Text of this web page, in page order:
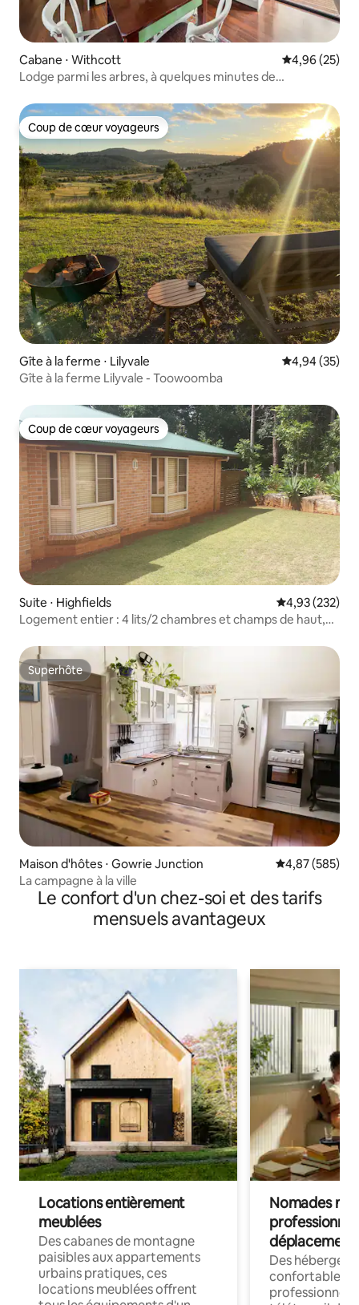
Cabane ⋅ Withcott Évaluation
4,96 (25)
Lodge parmi les arbres, à quelques minutes de
Coup de cœur voyageurs
Coup de cœur voyageurs
Gîte à la ferme ⋅ Lilyvale Évaluation
4,94 (35)
Gîte à la ferme Lilyvale - Toowoomba
Coup de cœur voyageurs
Coup de cœur voyageurs
Suite ⋅ Highfields Évaluation
4,93 (232)
Logement entier : 4 lits/2 chambres et champs de haut,
Superhôte
Superhôte
Maison d'hôtes ⋅ Gowrie Junction Évaluation
4,87 (585)
La campagne à la ville
Le confort d'un chez-soi et des tarifs
mensuels avantageux
Locations entièrement
meublées
Des cabanes de montagne
paisibles aux appartements
urbains pratiques, ces
locations meublées offrent
Nomades
déplacement
Des
confortables
professionnels